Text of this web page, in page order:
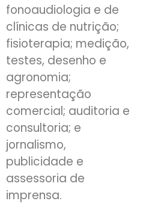
fonoaudiologia e de
clínicas de nutrição;
fisioterapia; medição,
testes, desenho e
agronomia;
representação
comercial; auditoria e
consultoria; e
jornalismo,
publicidade e
assessoria de
imprensa.